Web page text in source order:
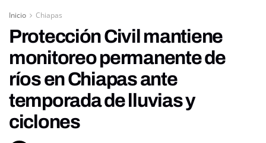
Inicio Chiapas
Protección Civil mantiene
monitoreo permanente de
ríos en Chiapas ante
temporada de lluvias y
ciclones